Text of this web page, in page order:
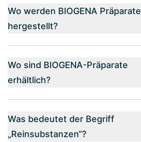
Wo werden BIOGENA Präparate
hergestellt?
Wo sind BIOGENA-Präparate
erhältlich?
Was bedeutet der Begriff
„Reinsubstanzen“?